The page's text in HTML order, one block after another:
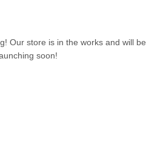
Our store is in the works and will be
soon!